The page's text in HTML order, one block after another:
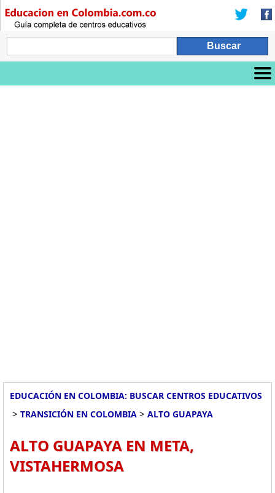
EDUCACIÓN EN COLOMBIA: BUSCAR CENTROS EDUCATIVOS
> TRANSICIÓN EN COLOMBIA > ALTO GUAPAYA
ALTO GUAPAYA EN META,
VISTAHERMOSA